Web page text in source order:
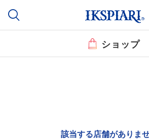
ショップ
該当する店舗がありませ